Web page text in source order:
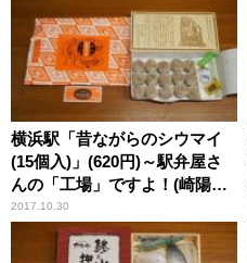
横浜駅「昔ながらのシウマイ
(15個入)」(620円)～駅弁屋さ
んの「工場」ですよ！(崎陽軒
編①)
2017.10.30